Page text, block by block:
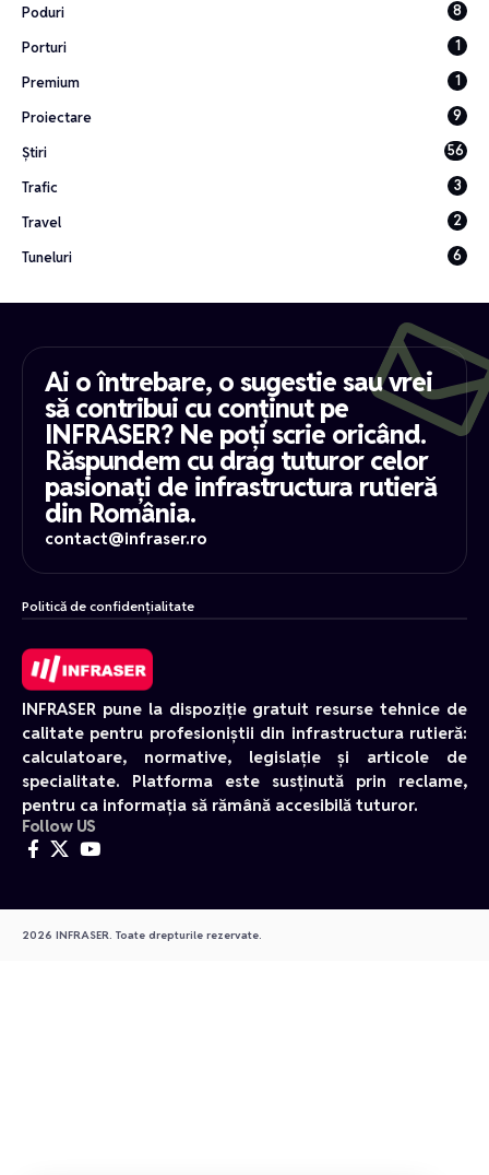
Poduri
8
Porturi
1
Premium
1
Proiectare
9
Știri
56
Trafic
3
Travel
2
Tuneluri
6
INFRASER pune la dispoziție gratuit resurse tehnice de
calitate pentru profesioniștii din infrastructura rutieră:
calculatoare, normative, legislație și articole de
specialitate. Platforma este susținută prin reclame,
pentru ca informația să rămână accesibilă tuturor.
Follow US
Ai o întrebare, o sugestie sau vrei
să contribui cu conținut pe
INFRASER? Ne poți scrie oricând.
Răspundem cu drag tuturor celor
pasionați de infrastructura rutieră
din România.
contact@infraser.ro
Politică de confidențialitate
2026 INFRASER. Toate drepturile rezervate.